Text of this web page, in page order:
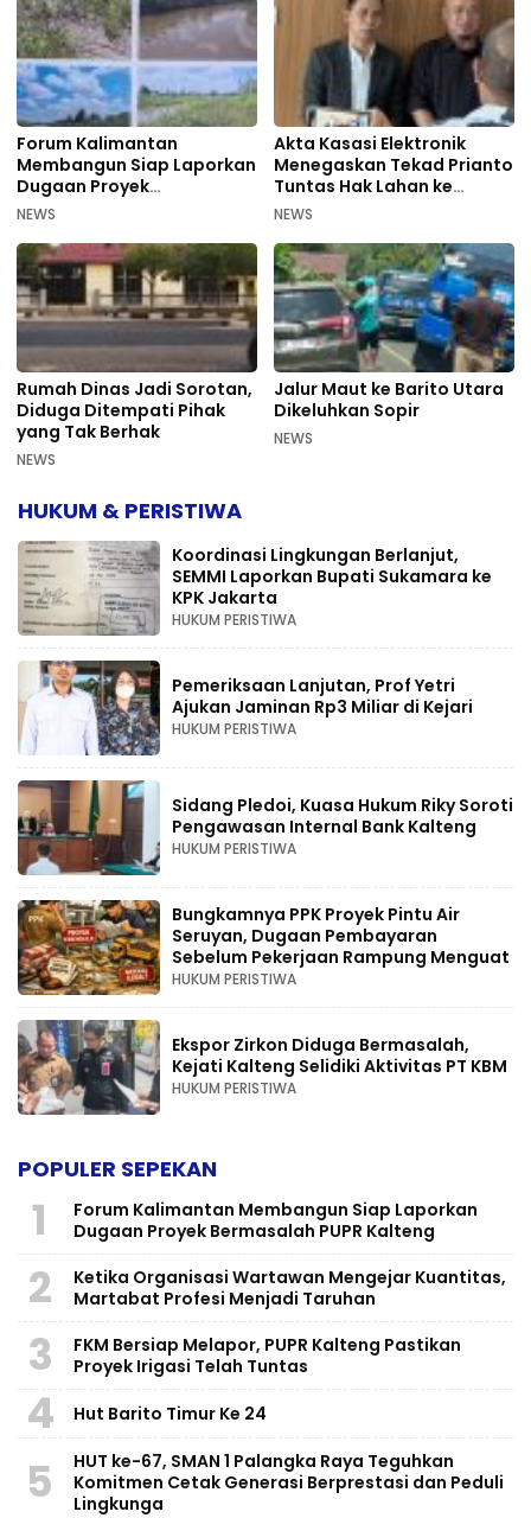
Forum Kalimantan
Membangun Siap Laporkan
Dugaan Proyek
Bermasalah PUPR Kalteng
NEWS
Akta Kasasi Elektronik
Menegaskan Tekad Prianto
Tuntas Hak Lahan ke
Mahkamah Agung
NEWS
Rumah Dinas Jadi Sorotan,
Diduga Ditempati Pihak
yang Tak Berhak
NEWS
Jalur Maut ke Barito Utara
Dikeluhkan Sopir
NEWS
HUKUM & PERISTIWA
Koordinasi Lingkungan Berlanjut,
SEMMI Laporkan Bupati Sukamara ke
KPK Jakarta
HUKUM PERISTIWA
Pemeriksaan Lanjutan, Prof Yetri
Ajukan Jaminan Rp3 Miliar di Kejari
HUKUM PERISTIWA
Sidang Pledoi, Kuasa Hukum Riky Soroti
Pengawasan Internal Bank Kalteng
HUKUM PERISTIWA
Bungkamnya PPK Proyek Pintu Air
Seruyan, Dugaan Pembayaran
Sebelum Pekerjaan Rampung Menguat
HUKUM PERISTIWA
Ekspor Zirkon Diduga Bermasalah,
Kejati Kalteng Selidiki Aktivitas PT KBM
HUKUM PERISTIWA
POPULER SEPEKAN
1
Forum Kalimantan Membangun Siap Laporkan
Dugaan Proyek Bermasalah PUPR Kalteng
2
Ketika Organisasi Wartawan Mengejar Kuantitas,
Martabat Profesi Menjadi Taruhan
3
FKM Bersiap Melapor, PUPR Kalteng Pastikan
Proyek Irigasi Telah Tuntas
4 Hut Barito Timur Ke 24
5
HUT ke-67, SMAN 1 Palangka Raya Teguhkan
Komitmen Cetak Generasi Berprestasi dan Peduli
Lingkunga